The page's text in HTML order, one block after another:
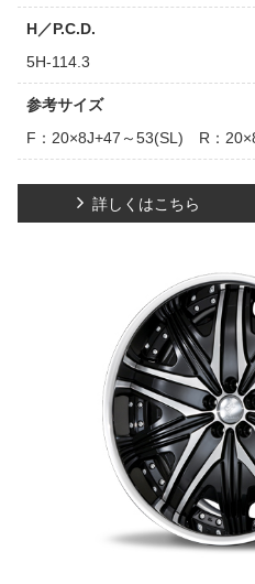
H／P.C.D.
5H-114.3
参考サイズ
F：20×8J+47～53(SL) R：
詳しくはこちら